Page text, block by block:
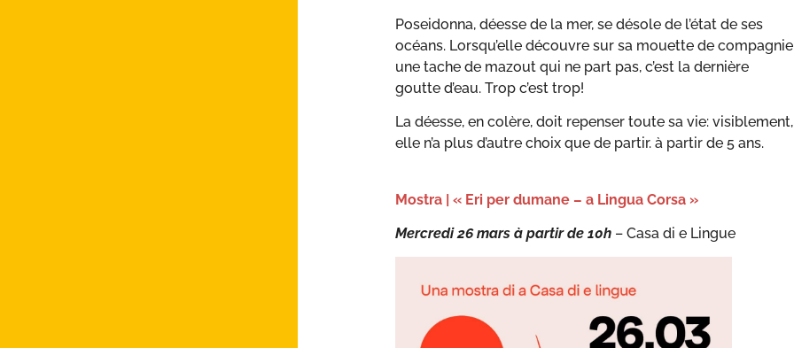
Poseidonna, déesse de la mer, se désole de l’état de ses
océans. Lorsqu’elle découvre sur sa mouette de compagnie
une tache de mazout qui ne part pas, c’est la dernière
goutte d’eau. Trop c’est trop!
La déesse, en colère, doit repenser toute sa vie: visiblement,
elle n’a plus d’autre choix que de partir. à partir de 5 ans.
Mostra | « Eri per dumane – a Lingua Corsa »
Mercredi 26 mars à partir de 10h – Casa di e Lingue